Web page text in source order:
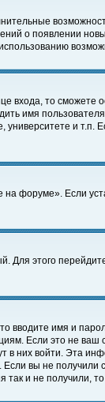
о появлении
входа, то
имя
и т.п.
форуме». Если
Для этого
имя и
Если это не
в них войти. Эта
вы не
и не получили,